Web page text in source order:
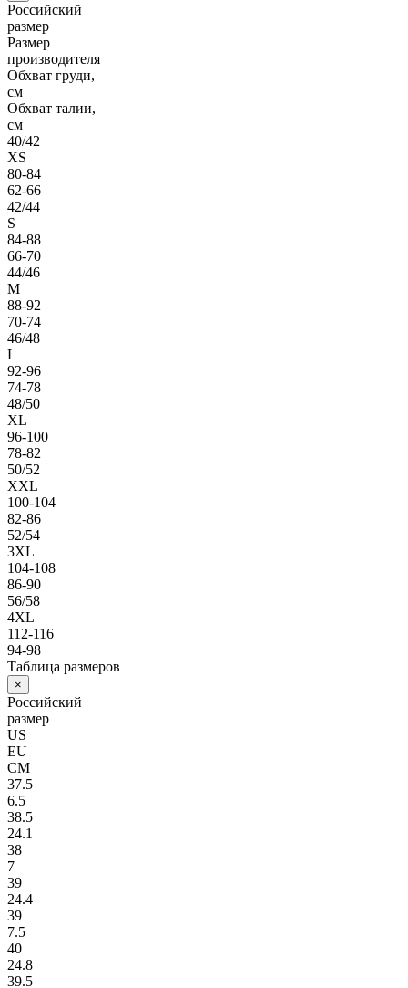
Российский
размер
Размер
производителя
Обхват груди,
см
Обхват талии,
см
40/42
XS
80-84
62-66
42/44
S
84-88
66-70
44/46
M
88-92
70-74
46/48
L
92-96
74-78
48/50
XL
96-100
78-82
50/52
XXL
100-104
82-86
52/54
3XL
104-108
86-90
56/58
4XL
112-116
94-98
Таблица размеров
×
Российский
размер
US
EU
СМ
37.5
6.5
38.5
24.1
38
7
39
24.4
39
7.5
40
24.8
39.5